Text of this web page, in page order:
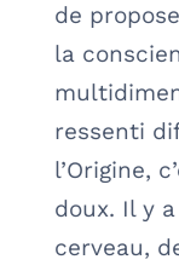
de
la
ressenti
l’Origine,
doux. Il y
cerveau,